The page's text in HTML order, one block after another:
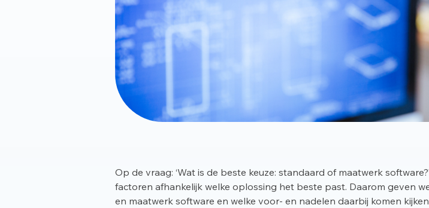
Op de vraag: ‘Wat is de beste keuze: standaard of maatwerk
factoren afhankelijk welke oplossing het beste past. Daarom geven
en maatwerk software en welke voor- en nadelen daarbij komen